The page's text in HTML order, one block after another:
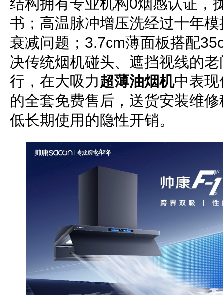
结构拥有专业机构0烟感认证，
书；高温脉冲增压洗经过十年
衰减问题；3.7cm薄面板搭配
决传统烟机碰头、遮挡视线的
行，在大吸力超薄油烟机中表现
的全套免费售后，送货安装维
低长期使用的隐性开销。